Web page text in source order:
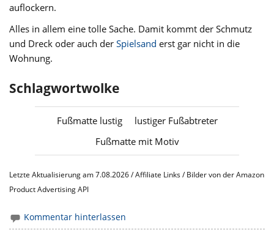
auflockern.
Alles in allem eine tolle Sache. Damit kommt der Schmutz
und Dreck oder auch derSpielsand erst gar nicht in die
Wohnung.
Schlagwortwolke
Fußmatte lustig
lustiger Fußabtreter
Fußmatte mit Motiv
Letzte Aktualisierung am 7.08.2026 / Affiliate Links / Bilder von der Amazon
Product Advertising API
Kommentar hinterlassen